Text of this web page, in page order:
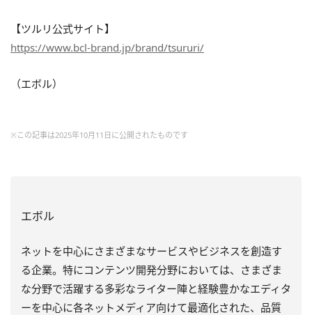
【ツルリ公式サイト】
https://www.bcl-brand.jp/brand/tsururi/
（エボル）
※この記事は2025年10月11日に公開されたものです
エボル
ネットを中心にさまざまなサービスやビジネスを創造す
る企業。特にコンテンツ開発分野においては、さまざま
な分野で活躍する多彩なライター陣と経験豊かなエディタ
ーを中心に各ネットメディア向けて最適化された、品質